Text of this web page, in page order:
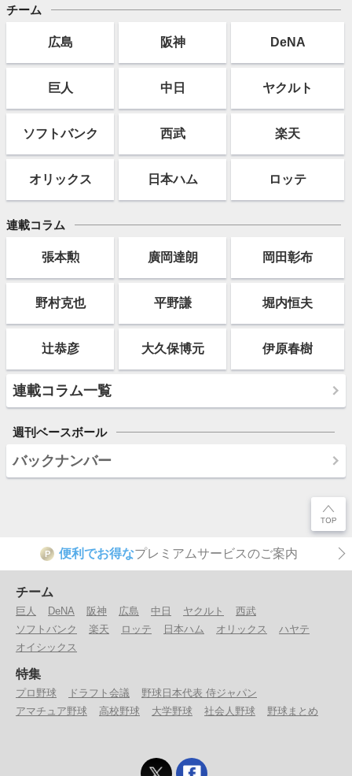
チーム
広島 阪神 DeNA
巨人 中日 ヤクルト
ソフトバンク 西武 楽天
オリックス 日本ハム ロッテ
連載コラム
張本勲 廣岡達朗 岡田彰布
野村克也 平野謙 堀内恒夫
辻恭彦 大久保博元 伊原春樹
連載コラム一覧
週刊ベースボール
バックナンバー
P 便利でお得なプレミアムサービスのご案内
チーム
巨人 DeNA 阪神 広島 中日 ヤクルト
西武
ソフトバンク
楽天 ロッテ 日本ハム オリックス
ハヤテ
オイシックス
特集
プロ野球 ドラフト会議
野球日本代表 侍ジャパン
アマチュア野球
高校野球 大学野球 社会人野球 野球まとめ